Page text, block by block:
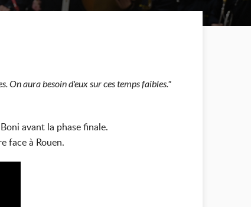
On aura besoin d'eux sur ces temps faibles."
avant la phase finale.
face à Rouen.